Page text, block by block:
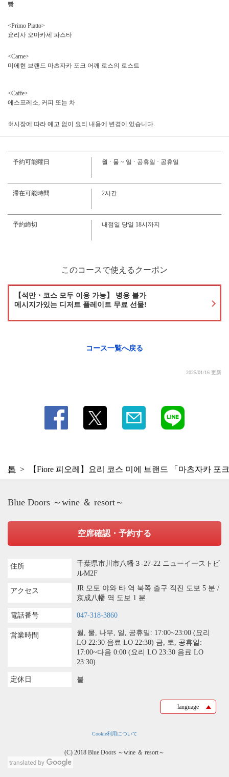
빵
<Primo Piatto>
요리사 오마카세 파스타
<Carne>
미에현 브랜드 마츠자카 포크 어깨 로스의 로스트
<Caffe>
에스프레소, 커피 또는 차
※시장에 따라 예고 없이 요리 내용에 변경이 있습니다.
予約可能曜日 월 · 물 ~ 일 · 공휴일 · 공휴일
滞在可能時間 2시간
予約締切 내점일 당일 18시까지
このコースで使えるクーポン
【석만・코스 모두 이용 가능】 병용 불가
메시지가있는 디저트 플레이트 무료 선물!
コース一覧へ戻る
2025/01/16 更新
톱 【Fiore 피오레】요리 코스 미에 브랜드 「마츠자카 포
この店舗情報をシェアする
【Fiore 피오레】요리 코스 미에 브랜드 「마츠자카 포크의
그릴」이 메인 6품 | Blue Doors ～wine ＆ resort～
https://bluedoors-motoyawata.owst.jp/courses/7560320
お店情報をコピー
閉じる
Blue Doors ～wine ＆ resort～
空席確認・予約する
住所
千葉県市川市八幡３-27-22 ニューイーストビ
ルM2F
アクセス
JR 모토 야와 타 역 북쪽 출구 직진 도보 5 분 /
京成八幡 역 도보 1 분
電話番号 047-318-3860
営業時間
월, 물, 나무, 일, 공휴일: 17:00~23:00 (요리
LO 22:30 음료 LO 22:30) 금, 토, 공휴일:
17:00~다음 0:00 (요리 LO 23:30 음료 LO
23:30)
定休日 불
language
Cookie利用について
(C) 2018 Blue Doors ～wine ＆ resort～